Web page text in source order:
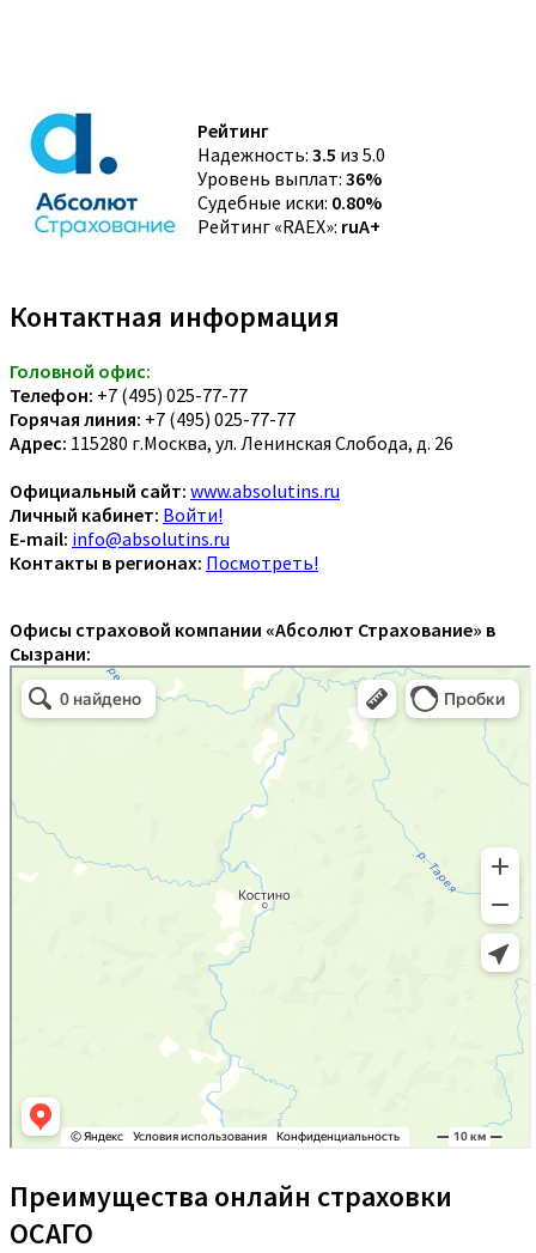
Рейтинг
Надежность: 3.5 из 5.0
Уровень выплат: 36%
Судебные иски: 0.80%
Рейтинг «RAEX»: ruA+
Контактная информация
Головной офис:
Телефон: +7 (495) 025-77-77
Горячая линия: +7 (495) 025-77-77
Адрес: 115280 г.Москва, ул. Ленинская Слобода, д. 26
Официальный сайт: www.absolutins.ru
Личный кабинет: Войти!
E-mail: info@absolutins.ru
Контакты в регионах: Посмотреть!
Офисы страховой компании «Абсолют Страхование» в
Сызрани:
Преимущества онлайн страховки
ОСАГО